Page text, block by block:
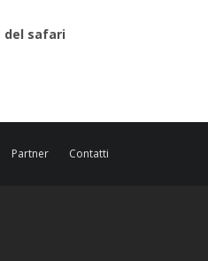
del safari
Partner Contatti